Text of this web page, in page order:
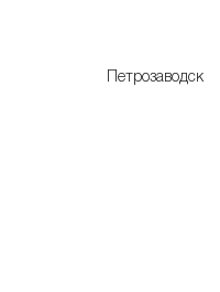
Петрозаводск